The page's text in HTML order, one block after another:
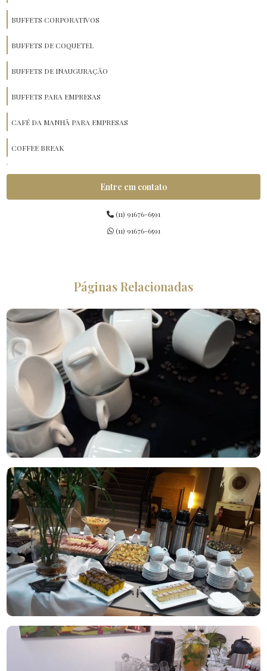
BUFFETS CORPORATIVOS
BUFFETS DE COQUETEL
BUFFETS DE INAUGURAÇÃO
BUFFETS PARA EMPRESAS
CAFÉ DA MANHÃ PARA EMPRESAS
COFFEE BREAK
COQUETÉIS DE INAUGURAÇÃO
KIT LANCHES
Entre em contato
(11) 91676-6591
(11) 91676-6591
Páginas Relacionadas